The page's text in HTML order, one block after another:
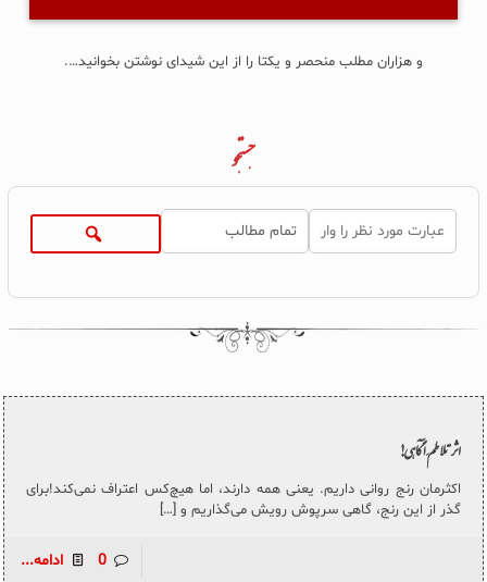
و هزاران مطلب منحصر و یکتا را از این شیدای نوشتن بخوانید….
جستجو
اثر تلاطمِ آگاهی!
اکثرمان رنج روانی داریم. یعنی همه دارند، اما هیچ‌کس اعتراف نمی‌کند!برای
گذر از این رنج، گاهی سرپوش رویش می‌گذاریم و […]
0 ادامه...